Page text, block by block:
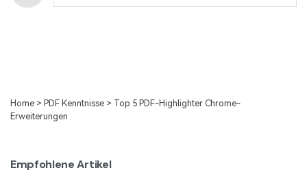
Home > PDF Kenntnisse > Top 5 PDF-Highlighter Chrome-
Erweiterungen
Empfohlene Artikel